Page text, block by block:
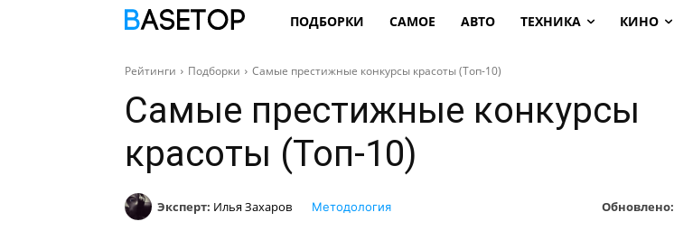
ПОДБОРКИ САМОЕ АВТО ТЕХНИКА КИНО
Рейтинги Подборки Самые престижные конкурсы красоты (Топ-10)
Самые престижные конкурсы
красоты (Топ-10)
Эксперт: Илья Захаров Обновлено:
Методология